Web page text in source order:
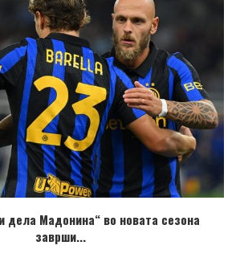
дела Мадонина“ во новата сезона
заврши...